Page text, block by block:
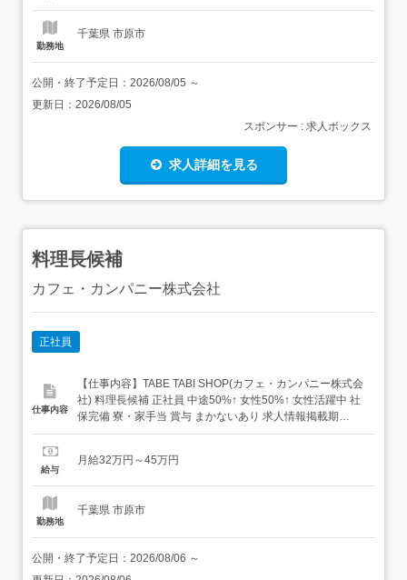
勤務地
千葉県 市原市
公開・終了予定日： 2026/08/05 ～
更新日： 2026/08/05
スポンサー : 求人ボックス
求人詳細を見る
料理長候補
カフェ・カンパニー株式会社
正社員
仕事内容
【仕事内容】TABE TABI SHOP(カフェ・カンパニー株式会
社) 料理長候補 正社員 中途50%↑ 女性50%↑ 女性活躍中 社
保完備 寮・家⼿当 賞与 まかないあり 求人情報掲載期
間:2026/07/09～2026/08/13 求人情報 店舗の特徴 セレクト
鉄道線「光風台駅」よ...
給与
月給32万円～45万円
勤務地
千葉県 市原市
公開・終了予定日： 2026/08/06 ～